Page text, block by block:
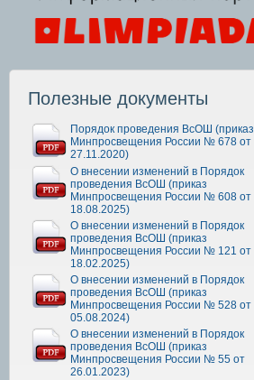
Полезные документы
Порядок проведения ВсОШ (приказ
Минпросвещения России № 678 от
27.11.2020)
О внесении изменений в Порядок
проведения ВсОШ (приказ
Минпросвещения России № 608 от
18.08.2025)
О внесении изменений в Порядок
проведения ВсОШ (приказ
Минпросвещения России № 121 от
18.02.2025)
О внесении изменений в Порядок
проведения ВсОШ (приказ
Минпросвещения России № 528 от
05.08.2024)
О внесении изменений в Порядок
проведения ВсОШ (приказ
Минпросвещения России № 55 от
26.01.2023)